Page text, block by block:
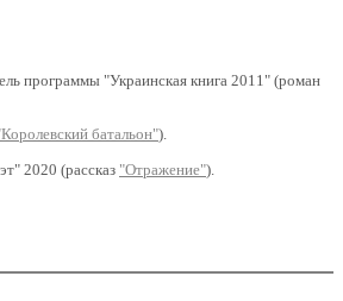
программы "Украинская книга 2011" (роман
батальон").
2020 (рассказ "Отражение").